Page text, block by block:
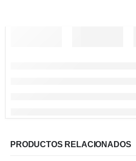
PRODUCTOS RELACIONADOS